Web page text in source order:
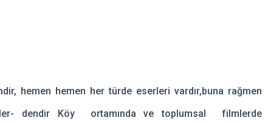
hemen hemen her türde eserleri vardır,buna rağmen
dendir Köy ortamında ve toplumsal filmlerde